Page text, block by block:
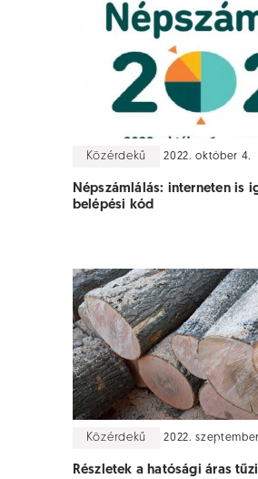
Közérdekű 2022. október 4.
Népszámlálás: interneten is
belépési kód
Közérdekű 2022.
Részletek a hatósági áras